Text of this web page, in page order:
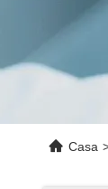
Casa